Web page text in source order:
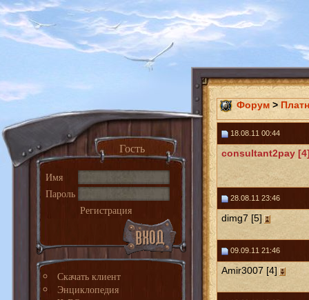
Гость
Имя
Пароль
Регистрация
Скачать клиент
Энциклопедия
Форум >
18.08.11 00:44
consultant2pay
28.08.11 23:46
dimg7 [5]
09.09.11 21:46
Amir3007 [4]